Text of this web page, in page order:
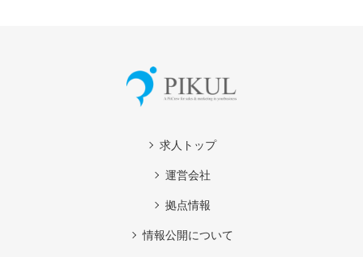
求人トップ
運営会社
拠点情報
情報公開について